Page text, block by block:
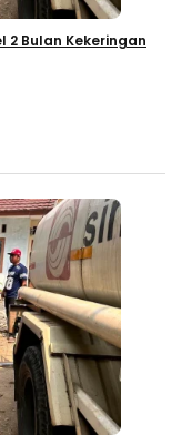
2 Bulan Kekeringan